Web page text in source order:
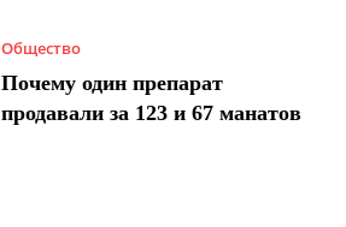
Общество
Почему один препарат
продавали за 123 и 67 манатов